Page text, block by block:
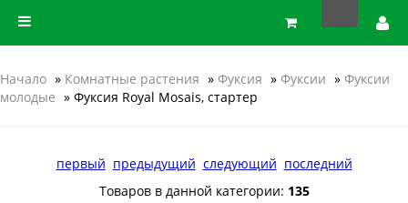
Начало » Комнатные растения » Фуксия » Фуксии » Фуксии
молодые » Фуксия Royal Mosais, стартер
первый предыдущий следующий последний
Товаров в данной категории: 135